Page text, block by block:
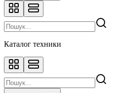
Каталог техники